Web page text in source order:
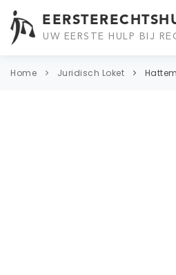
UW EERSTE HULP BIJ
Home Juridisch Loket Hattem